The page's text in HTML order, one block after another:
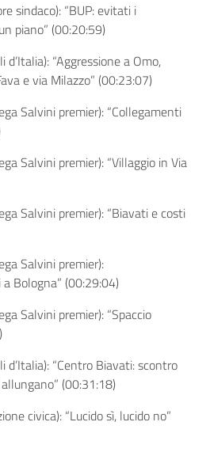
sindaco): “BUP: evitati i
piano” (00:20:59)
“Aggressione a Omo,
e via Milazzo” (00:23:07)
Salvini premier): “Collegamenti
Salvini premier): “Villaggio in Via
Salvini premier): “Biavati e costi
Salvini premier):
Bologna” (00:29:04)
Salvini premier): “Spaccio
d’Italia): “Centro Biavati: scontro
(00:31:18)
civica): “Lucido sì, lucido no”